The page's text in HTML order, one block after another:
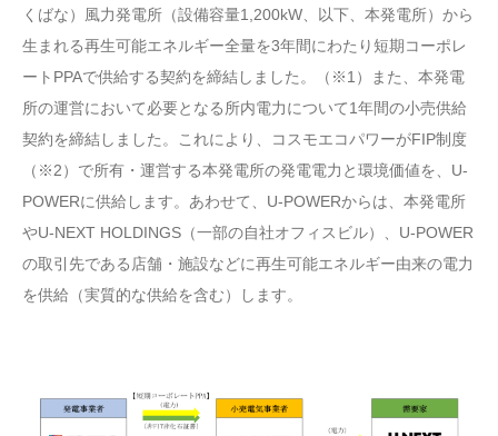
くばな）風力発電所（設備容量1,200kW、以下、本発電所）から
生まれる再生可能エネルギー全量を3年間にわたり短期コーポレ
ートPPAで供給する契約を締結しました。（※1）また、本発電
所の運営において必要となる所内電力について1年間の小売供給
契約を締結しました。これにより、コスモエコパワーがFIP制度
（※2）で所有・運営する本発電所の発電電力と環境価値を、U-
POWERに供給します。あわせて、U-POWERからは、本発電所
やU-NEXT HOLDINGS（一部の自社オフィスビル）、U-POWER
の取引先である店舗・施設などに再生可能エネルギー由来の電力
を供給（実質的な供給を含む）します。